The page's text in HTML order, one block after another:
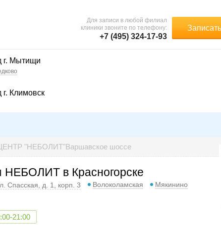
Для записи в любой филиал
клиники звоните по телефону:
+7 (495) 324-17-93
г. Мытищи
Климовск
"НЕБОЛИТ"Варшавское шоссе
НЕБОЛИТ в Красногорске
Спасская, д. 1, корп. 3 Волоколамская
Мякинино
21:00